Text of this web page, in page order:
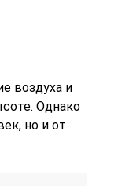
воздуха и
Однако
но и от